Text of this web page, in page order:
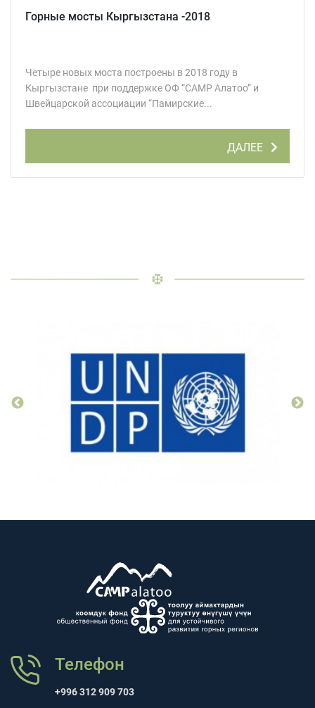
Горные мосты Кыргызстана -2018
Четыре новых моста построены в 2018 году в
Кыргызстане при поддержке ОФ “CAMP Алатоо” и
Швейцарской ассоциации “Памирские...
ДАЛЕЕ
Телефон
+996 312 909 703